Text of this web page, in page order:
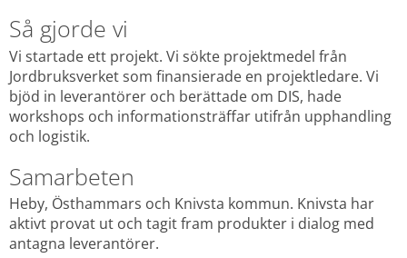
Så gjorde vi
Vi startade ett projekt. Vi sökte projektmedel från
Jordbruksverket som finansierade en projektledare. Vi
bjöd in leverantörer och berättade om DIS, hade
workshops och informationsträffar utifrån upphandling
och logistik.
Samarbeten
Heby, Östhammars och Knivsta kommun. Knivsta har
aktivt provat ut och tagit fram produkter i dialog med
antagna leverantörer.